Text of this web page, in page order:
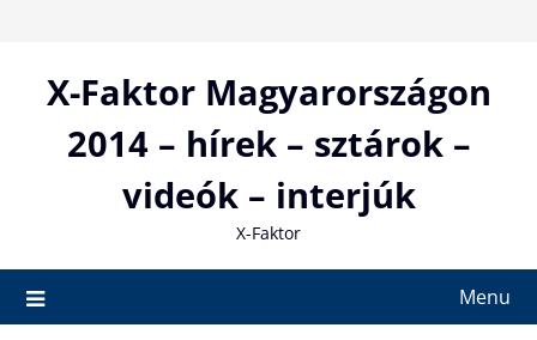
contentX-Faktor Magyarországon
2014 – hírek – sztárok –
videók – interjúk
X-Faktor
Menu